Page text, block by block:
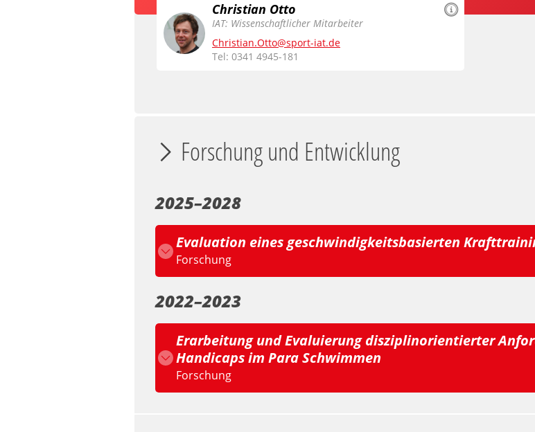
Christian Otto
IAT: Wissenschaftlicher Mitarbeiter
Christian.Otto@sport-iat.de
Tel: 0341 4945-181
Forschung und Entwicklung
2025–2028
Evaluation eines geschwindigkeitsbasierten
Forschung
2022–2023
‎Erarbeitung und Evaluierung disziplinorientierter
Handicaps im Para Schwimmen
Forschung